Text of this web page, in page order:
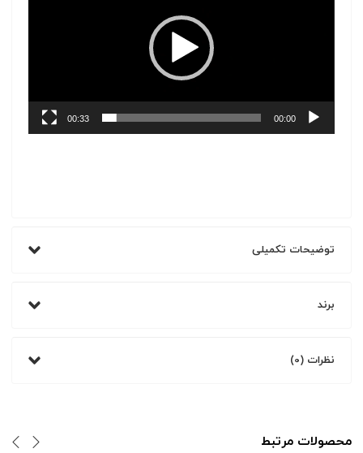
00:00
00:33
توضیحات تکمیلی
برند
نظرات (0)
محصولات مرتبط